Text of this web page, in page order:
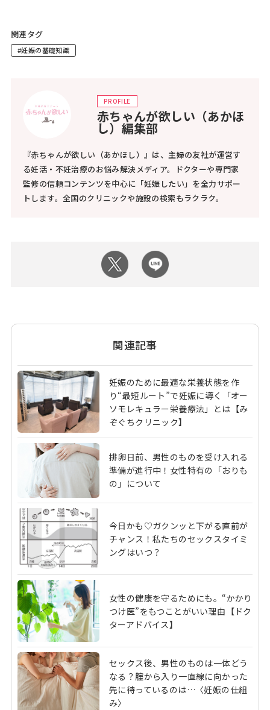
関連タグ
#妊娠の基礎知識
PROFILE
赤ちゃんが欲しい（あかほ
し）編集部
『赤ちゃんが欲しい（あかほし）』は、主婦の友社が運営す
る妊活・不妊治療のお悩み解決メディア。ドクターや専門家
監修の信頼コンテンツを中心に「妊娠したい」を全力サポー
トします。全国のクリニックや施設の検索もラクラク。
関連記事
妊娠のために最適な栄養状態を作
り“最短ルート”で妊娠に導く「オー
ソモレキュラー栄養療法」とは【み
ぞぐちクリニック】
排卵日前、男性のものを受け入れる
準備が進行中！女性特有の「おりも
の」について
今日かも♡ガクンッと下がる直前が
チャンス！私たちのセックスタイミ
ングはいつ？
女性の健康を守るためにも。“かかり
つけ医”をもつことがいい理由【ドク
ターアドバイス】
セックス後、男性のものは一体どう
なる？腟から入り一直線に向かった
先に待っているのは…〈妊娠の仕組
み〉